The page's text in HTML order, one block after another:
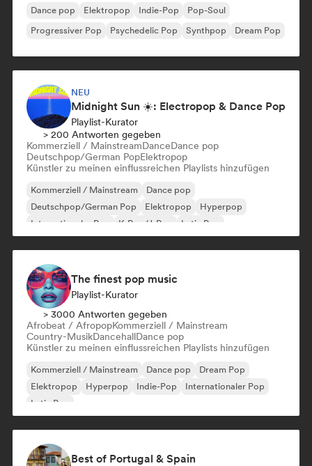
Dance pop Elektropop Indie-Pop
Pop-Soul
Progressiver Pop
Psychedelic Pop Synthpop Dream Pop
NEU
Midnight Sun ☀️: Electropop & Dance Pop
Playlist-Kurator
> 200 Antworten gegeben
Kommerziell / MainstreamDanceDance pop
Deutschpop/German PopElektropop
Künstler zu meinen einflussreichen Playlists hinzufügen
Kommerziell / Mainstream
Dance pop
Deutschpop/German Pop
Elektropop
Hyperpop
Internationaler Pop
K-Pop/J-Pop Latin Pop
The finest pop music
Playlist-Kurator
> 3000 Antworten gegeben
Afrobeat / AfropopKommerziell / Mainstream
Country-MusikDancehallDance pop
Künstler zu meinen einflussreichen Playlists hinzufügen
Kommerziell / Mainstream Dance pop
Dream Pop
Elektropop
Hyperpop Indie-Pop
Internationaler Pop
Latin Pop
Best of Portugal & Spain